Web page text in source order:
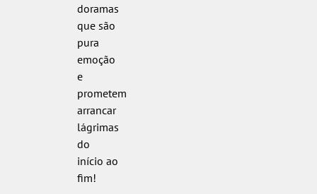
doramas
que são
pura
emoção
e
prometem
arrancar
lágrimas
do
início ao
fim!